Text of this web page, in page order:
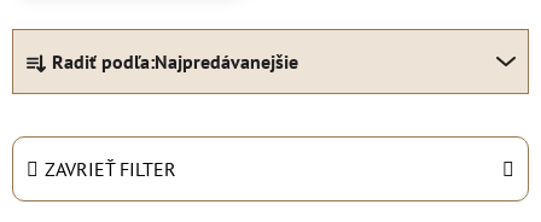
R
d
e
i
Radiť podľa:Najpredávanejšie
ZAVRIEŤ FILTER